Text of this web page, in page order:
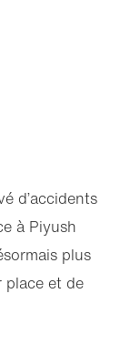
d’accidents
à Piyush
plus
place et de